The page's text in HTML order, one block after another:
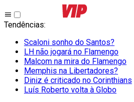
Tendências:
Scaloni sonho do Santos?
LH não jogará no Flamengo
Malcom na mira do Flamengo
Memphis na Libertadores?
Diniz é criticado no Corinthians
Luís Roberto volta à Globo